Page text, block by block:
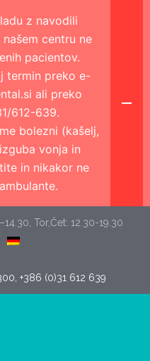
Tor,Čet: 12.30-19.30
+386 (0)31 612 639
z navodili
centru ne
pacientov.
termin preko e-
ali preko
612-639.
bolezni (kašelj,
vonja in
in nikakor ne